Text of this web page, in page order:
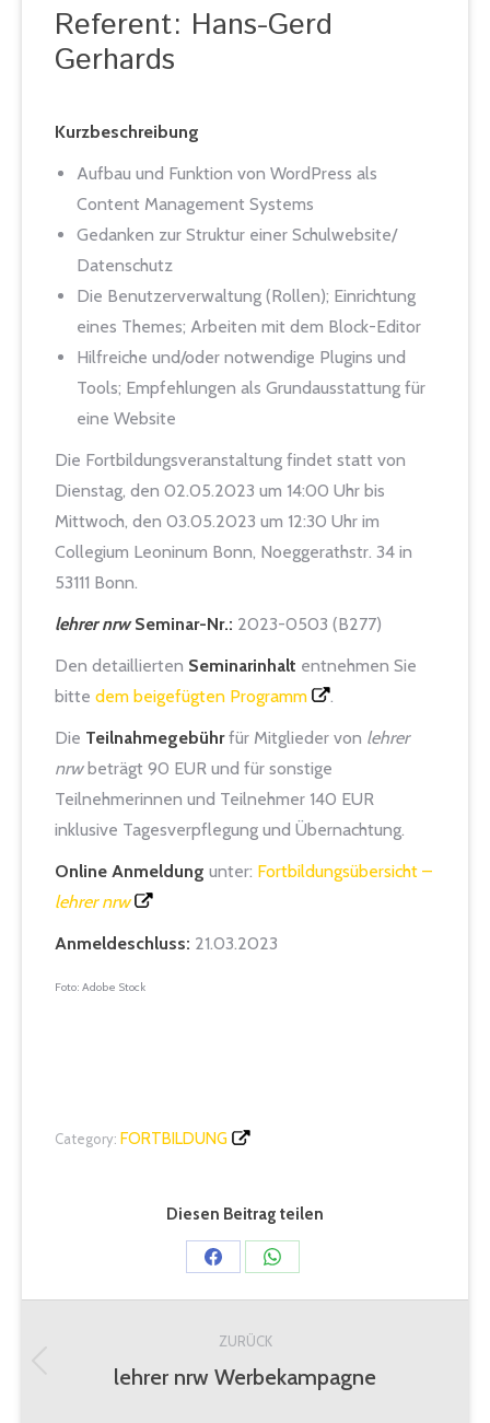
Referent: Hans-Gerd
Gerhards
Kurzbeschreibung
Aufbau und Funktion von WordPress als
Content Management Systems
Gedanken zur Struktur einer Schulwebsite/
Datenschutz
Die Benutzerverwaltung (Rollen); Einrichtung
eines Themes; Arbeiten mit dem Block-Editor
Hilfreiche und/oder notwendige Plugins und
Tools; Empfehlungen als Grundausstattung für
eine Website
Die Fortbildungsveranstaltung findet statt von
Dienstag, den 02.05.2023 um 14:00 Uhr bis
Mittwoch, den 03.05.2023 um 12:30 Uhr im
Collegium Leoninum Bonn, Noeggerathstr. 34 in
53111 Bonn.
lehrer nrwSeminar-Nr.: 2023-0503 (B277)
Den detaillierten Seminarinhalt entnehmen Sie
bitte dem beigefügten Programm
.
Die Teilnahmegebührfür Mitglieder von lehrer
nrwbeträgt 90 EUR und für sonstige
Teilnehmerinnen und Teilnehmer 140 EUR
inklusive Tagesverpflegung und Übernachtung.
Online Anmeldung unter: Fortbildungsübersicht –
lehrer nrw
Anmeldeschluss: 21.03.2023
Foto: Adobe Stock
Category: FORTBILDUNG
Diesen Beitrag teilen
Share
on
Facebook
Share
on
WhatsApp
ZURÜCK
Vorheriger
lehrer nrw Werbekampagne